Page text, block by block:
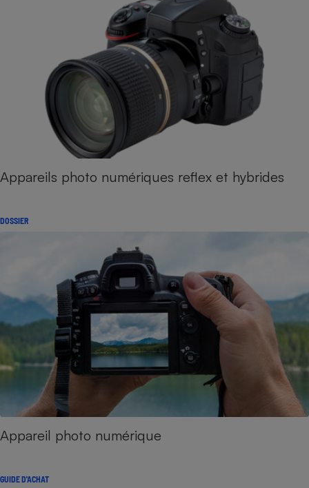
Appareils photo numériques reflex et hybrides
DOSSIER
Appareil photo numérique
GUIDE D'ACHAT